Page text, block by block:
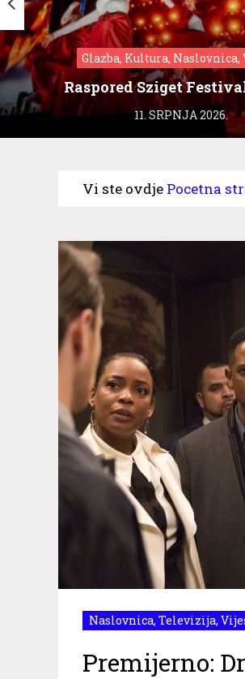
Glazba, Kultura, Naslovnica,
Raspored Sziget
11. SRPNJA 2026.
Vi ste ovdje Pocetna
Naslovnica, Televizija,
Premijerno: